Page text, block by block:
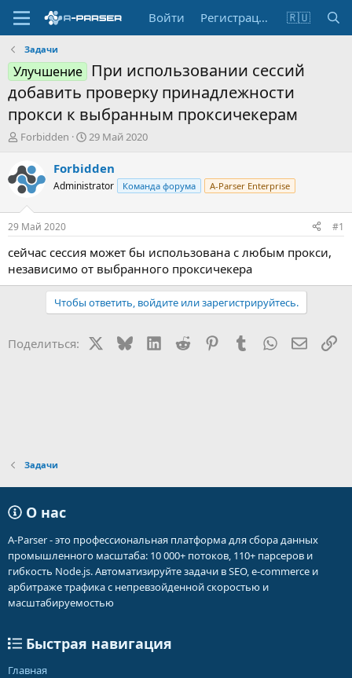
Войти Регистрация 🇷🇺
Задачи
Улучшение
При использовании сессий
добавить проверку принадлежности
прокси к выбранным проксичекерам
А
т
о
р
т
е
м
ы
Forbidden
Д
т
н
а
л
29 Май 2020
Forbidden
Administrator Команда форума A-Parser Enterprise
29 Май 2020 #1
сейчас сессия может бы использована с любым прокси,
независимо от выбранного проксичекера
Чтобы ответить, войдите или зарегистрируйтесь.
Поделиться: BlueskyLinkedIn
Reddit PinterestTumblr WhatsApp
Задачи
О нас
A-Parser - это профессиональная платформа для сбора данных
промышленного масштаба: 10 000+ потоков, 110+ парсеров и
гибкость Node.js. Автоматизируйте задачи в SEO, e-commerce и
арбитраже трафика с непревзойденной скоростью и
масштабируемостью
Быстрая навигация
Главная